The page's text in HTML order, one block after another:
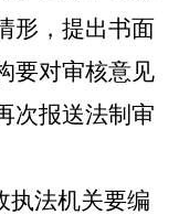
形，提出书面
要对审核意见
次报送法制审
执法机关要编